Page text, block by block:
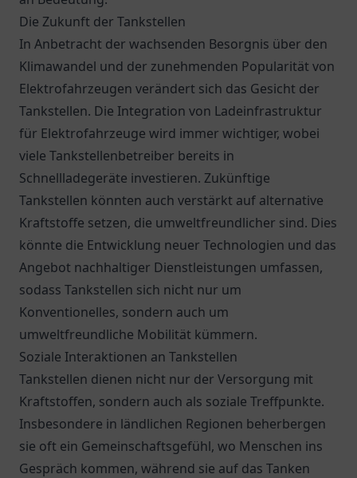
Die Zukunft der Tankstellen
In Anbetracht der wachsenden Besorgnis über den
Klimawandel und der zunehmenden Popularität von
Elektrofahrzeugen verändert sich das Gesicht der
Tankstellen. Die Integration von Ladeinfrastruktur
für Elektrofahrzeuge wird immer wichtiger, wobei
viele Tankstellenbetreiber bereits in
Schnellladegeräte investieren. Zukünftige
Tankstellen könnten auch verstärkt auf alternative
Kraftstoffe setzen, die umweltfreundlicher sind. Dies
könnte die Entwicklung neuer Technologien und das
Angebot nachhaltiger Dienstleistungen umfassen,
sodass Tankstellen sich nicht nur um
Konventionelles, sondern auch um
umweltfreundliche Mobilität kümmern.
Soziale Interaktionen an Tankstellen
Tankstellen dienen nicht nur der Versorgung mit
Kraftstoffen, sondern auch als soziale Treffpunkte.
Insbesondere in ländlichen Regionen beherbergen
sie oft ein Gemeinschaftsgefühl, wo Menschen ins
Gespräch kommen, während sie auf das Tanken